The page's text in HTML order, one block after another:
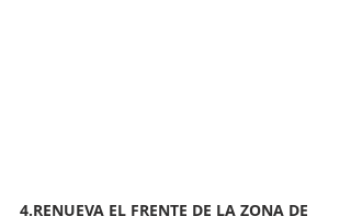
4.RENUEVA EL FRENTE DE LA ZONA DE